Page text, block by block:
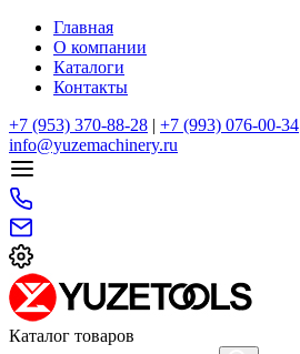
Главная
О компании
Каталоги
Контакты
+7 (953) 370-88-28 | +7 (993) 076-00-34
info@yuzemachinery.ru
Каталог товаров